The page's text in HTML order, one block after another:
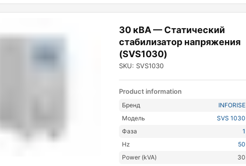
30 кВА — Статический
стабилизатор напряжения
(SVS1030)
SKU: SVS1030
Product information
Бренд
INFORISE
Модель
SVS 1030
Фаза
1
Hz
50
Power (kVA)
30